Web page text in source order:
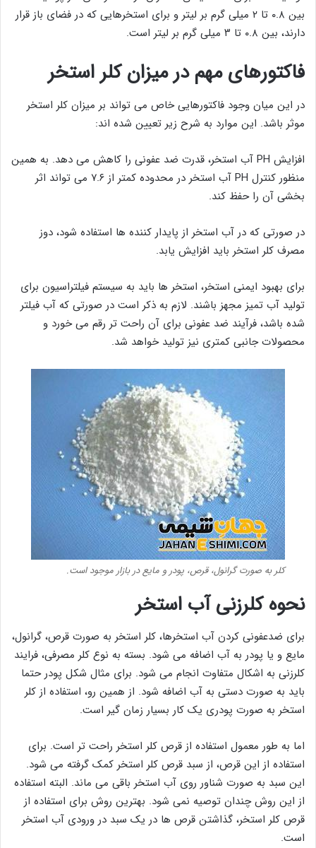
بین ۰.۸ تا ۲ میلی گرم بر لیتر و برای استخرهایی که در فضای باز قرار
دارند، بین ۰.۸ تا ۳ میلی گرم بر لیتر است.
فاکتورهای مهم در میزان کلر استخر
در این میان وجود فاکتورهایی خاص می تواند بر میزان کلر استخر
موثر باشد. این موارد به شرح زیر تعیین شده اند:
افزایش PH آب استخر، قدرت ضد عفونی را کاهش می دهد. به همین
منظور کنترل PH آب استخر در محدوده کمتر از ۷.۶ می تواند اثر
بخشی آن را حفظ کند.
در صورتی که در آب استخر از پایدار کننده ها استفاده شود، دوز
مصرف کلر استخر باید افزایش یابد.
برای بهبود ایمنی استخر، استخر ها باید به سیستم فیلتراسیون برای
تولید آب تمیز مجهز باشند. لازم به ذکر است در صورتی که آب فیلتر
شده باشد، فرآیند ضد عفونی برای آن راحت تر رقم می خورد و
محصولات جانبی کمتری نیز تولید خواهد شد.
کلر به صورت گرانول، قرص، پودر و مایع در بازار موجود است.
نحوه کلرزنی آب استخر
برای ضدعفونی کردن آب استخرها، کلر استخر به صورت قرص، گرانول،
مایع و یا پودر به آب اضافه می شود. بسته به نوع کلر مصرفی، فرایند
کلرزنی به اشکال متفاوت انجام می شود. برای مثال شکل پودر حتما
باید به صورت دستی به آب اضافه شود. از همین رو، استفاده از کلر
استخر به صورت پودری یک کار بسیار زمان گیر است.
اما به طور معمول استفاده از قرص کلر استخر راحت تر است. برای
استفاده از این قرص، از سبد قرص کلر استخر کمک گرفته می شود.
این سبد به صورت شناور روی آب استخر باقی می ماند. البته استفاده
از این روش چندان توصیه نمی شود. بهترین روش برای استفاده از
قرص کلر استخر، گذاشتن قرص ها در یک سبد در ورودی آب استخر
است.